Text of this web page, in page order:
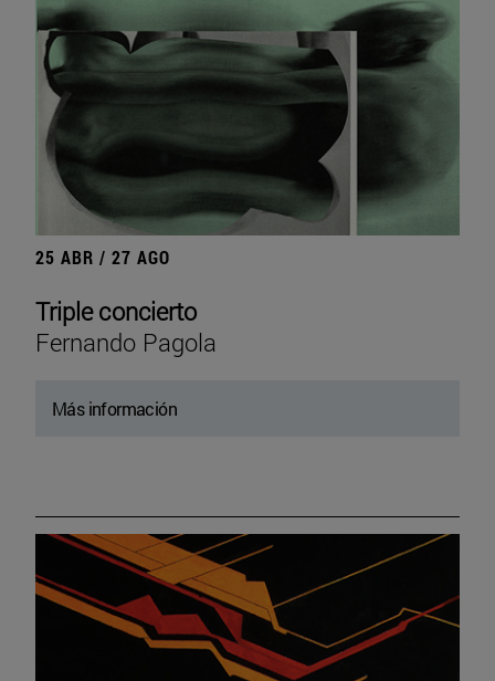
25 ABR / 27 AGO
Triple concierto
Fernando Pagola
Más información